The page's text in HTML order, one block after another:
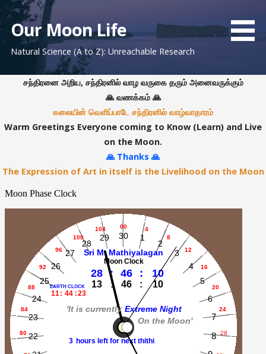
n
n
Our Moon Life
Natural Science (A to Z): Unreachable Research
சந்திரனை அறிய, சந்திரனில் வாழ வருகை தரும் அனைவருக்கும்
🙏 வணக்கம் 🙏
கலையின் வெளிப்பாடே சந்திரனில் வாழ்வாதாரம்
Warm Greetings Everyone coming to Know (Learn) and Live
on the Moon.
🙏 Thanks 🙏
The Expression of Art in itself is the Livelihood on the Moon